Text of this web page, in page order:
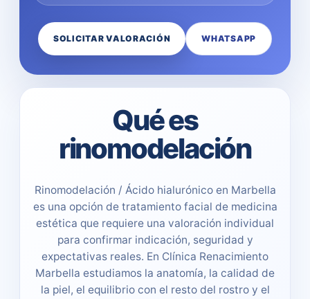
SOLICITAR VALORACIÓN WHATSAPP
Qué es
rinomodelación
Rinomodelación / Ácido hialurónico en Marbella
es una opción de tratamiento facial de medicina
estética que requiere una valoración individual
para confirmar indicación, seguridad y
expectativas reales. En Clínica Renacimiento
Marbella estudiamos la anatomía, la calidad de
la piel, el equilibrio con el resto del rostro y el